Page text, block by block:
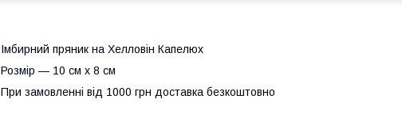
Імбирний пряник на Хелловін Капелюх
Розмір — 10 см х 8 см
При замовленні від 1000 грн доставка безкоштовно